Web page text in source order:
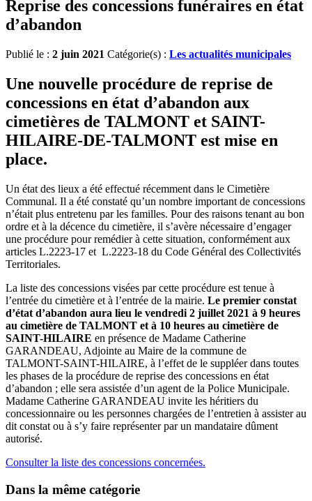
Reprise des concessions funéraires en état
d’abandon
Publié le : 2 juin 2021 Catégorie(s) : Les actualités municipales
Une nouvelle procédure de reprise de
concessions en état d’abandon aux
cimetières de TALMONT et SAINT-
HILAIRE-DE-TALMONT est mise en
place.
Un état des lieux a été effectué récemment dans le Cimetière
Communal. Il a été constaté qu’un nombre important de concessions
n’était plus entretenu par les familles. Pour des raisons tenant au bon
ordre et à la décence du cimetière, il s’avère nécessaire d’engager
une procédure pour remédier à cette situation, conformément aux
articles L.2223-17 et L.2223-18 du Code Général des Collectivités
Territoriales.
La liste des concessions visées par cette procédure est tenue à
l’entrée du cimetière et à l’entrée de la mairie. Le premier constat
d’état d’abandon aura lieu le vendredi 2 juillet 2021 à 9 heures
au cimetière de TALMONT et à 10 heures au cimetière de
SAINT-HILAIRE en présence de Madame Catherine
GARANDEAU, Adjointe au Maire de la commune de
TALMONT-SAINT-HILAIRE, à l’effet de le suppléer dans toutes
les phases de la procédure de reprise des concessions en état
d’abandon ; elle sera assistée d’un agent de la Police Municipale.
Madame Catherine GARANDEAU invite les héritiers du
concessionnaire ou les personnes chargées de l’entretien à assister au
dit constat ou à s’y faire représenter par un mandataire dûment
autorisé.
Consulter la liste des concessions concernées.
Dans la même catégorie